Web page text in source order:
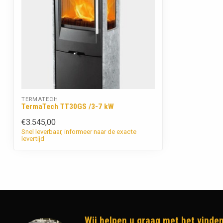
TERMATECH
TermaTech TT30GS /3-7 kW
€3.545,00
Snel leverbaar, informeer naar de exacte
levertijd